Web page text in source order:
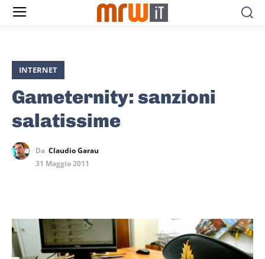
INTERNET
Gameternity: sanzioni
salatissime
Da Claudio Garau
31 Maggio 2011